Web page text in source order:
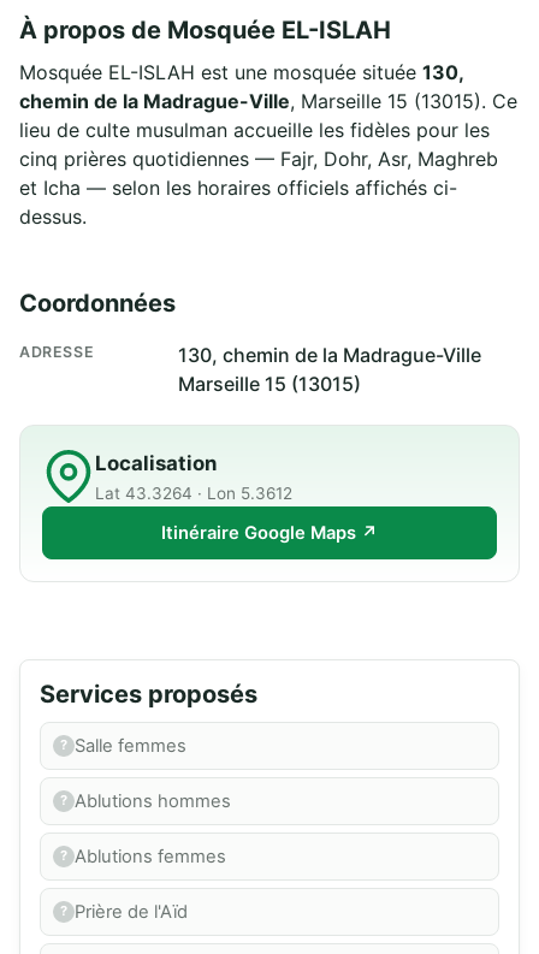
À propos de Mosquée EL-ISLAH
Mosquée EL-ISLAH est une mosquée située 130,
chemin de la Madrague-Ville, Marseille 15 (13015). Ce
lieu de culte musulman accueille les fidèles pour les
cinq prières quotidiennes — Fajr, Dohr, Asr, Maghreb
et Icha — selon les horaires officiels affichés ci-
dessus.
Coordonnées
ADRESSE
130, chemin de la Madrague-Ville
Marseille 15 (13015)
Localisation
Lat 43.3264 · Lon 5.3612
Itinéraire Google Maps ↗
Services proposés
Salle femmes
Ablutions hommes
Ablutions femmes
Prière de l'Aïd